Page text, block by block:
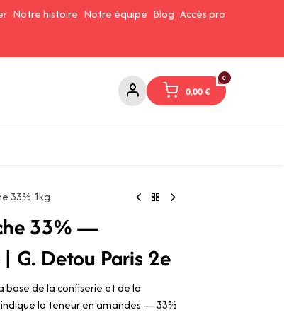
Notre histoire Notre équipe Blog Accès pro
0
0,00€
33% 1kg
33% —
G. Detou Paris 2e
base de la confiserie et de la
la teneur en amandes — 33%